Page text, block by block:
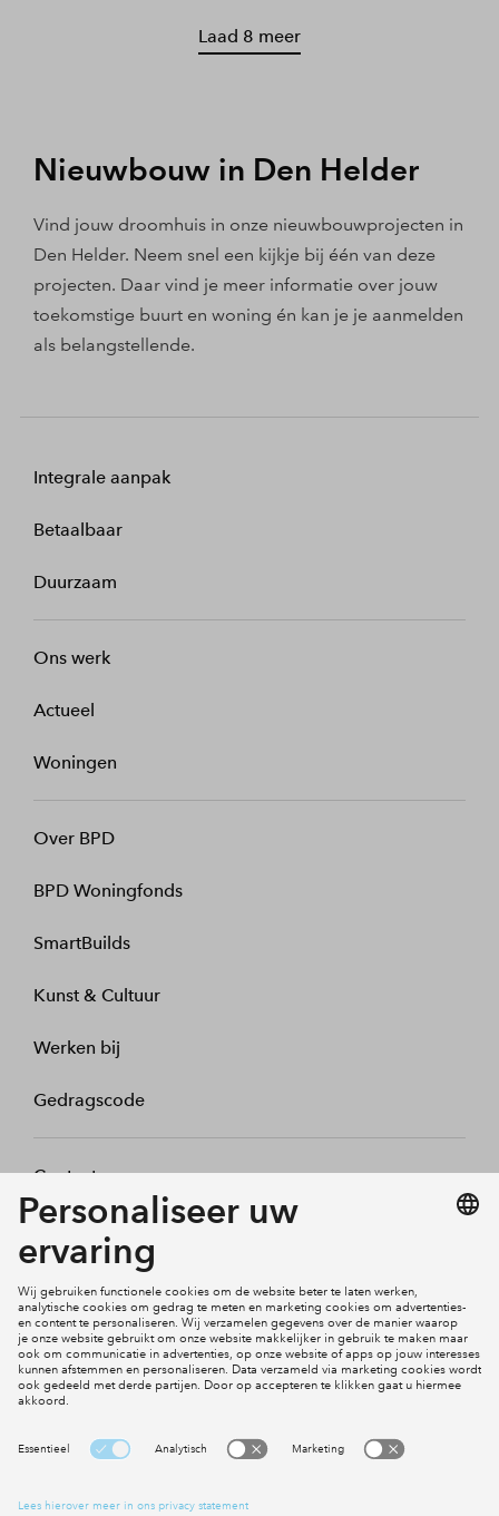
Laad 8 meer
Nieuwbouw in Den Helder
Vind jouw droomhuis in onze nieuwbouwprojecten in
Den Helder. Neem snel een kijkje bij één van deze
projecten. Daar vind je meer informatie over jouw
toekomstige buurt en woning én kan je je aanmelden
als belangstellende.
Integrale aanpak
Betaalbaar
Duurzaam
Ons werk
Actueel
Woningen
Over BPD
BPD Woningfonds
SmartBuilds
Kunst & Cultuur
Werken bij
Gedragscode
Contact
Mijn profiel
Social Media
Cookies